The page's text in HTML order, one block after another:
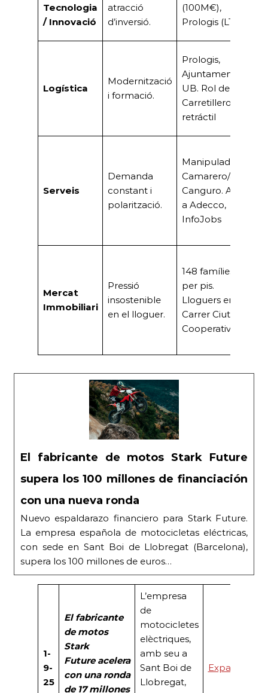
Tecnologia
/ Innovació
atracció
d’inversió.
(100M€),
Prologis (LTIM)
Logística
Modernització
i formació.
Prologis,
Ajuntament,
UB. Rol de
Carretillero/a
retráctil
Serveis
Demanda
constant i
polarització.
Manipulador/a,
Camarero/a,
Canguro. Altes
a Adecco,
InfoJobs
Mercat
Immobiliari
Pressió
insostenible
en el lloguer.
148 famílies
per pis.
Lloguers en
Carrer Ciutat
Cooperativa
El fabricante de motos Stark Future
supera los 100 millones de financiación
con una nueva ronda
Nuevo espaldarazo financiero para Stark Future.
La empresa española de motocicletas eléctricas,
con sede en Sant Boi de Llobregat (Barcelona),
supera los 100 millones de euros…
1-
9-
25
El fabricante
de motos
Stark
Futureacelera
con una ronda
de 17 millones
L’empresa
de
motocicletes
elèctriques,
amb seu a
Sant Boi de
Llobregat,
Expansión